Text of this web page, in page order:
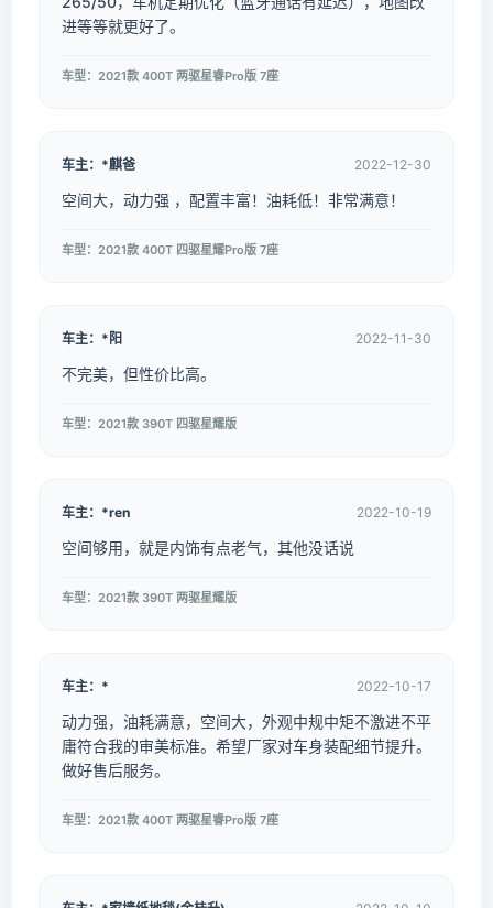
进等等就更好了。
车型：2021款 400T 两驱星睿Pro版 7座
车主：*麒爸 2022-12-30
空间大，动力强 ，配置丰富！油耗低！非常满意！
车型：2021款 400T 四驱星耀Pro版 7座
车主：*阳 2022-11-30
不完美，但性价比高。
车型：2021款 390T 四驱星耀版
车主：*ren 2022-10-19
空间够用，就是内饰有点老气，其他没话说
车型：2021款 390T 两驱星耀版
车主：* 2022-10-17
动力强，油耗满意，空间大，外观中规中矩不激进不平
庸符合我的审美标准。希望厂家对车身装配细节提升。
做好售后服务。
车型：2021款 400T 两驱星睿Pro版 7座